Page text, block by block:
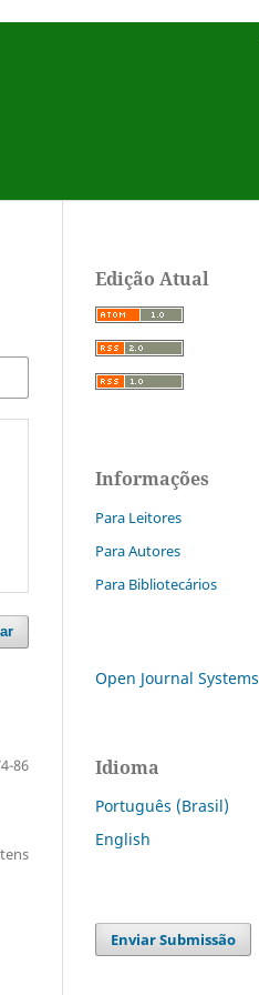
86
Edição Atual
Informações
Para Leitores
Para Autores
Para Bibliotecários
Open Journal Systems
Idioma
Português (Brasil)
English
Enviar Submissão